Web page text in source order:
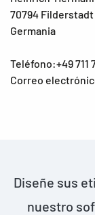
70794 Filderstadt
Germania
Teléfono:+49 711
Correo
Diseñe sus
nuestro